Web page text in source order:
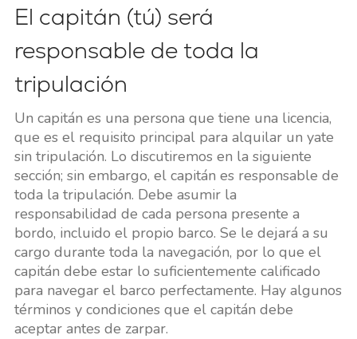
El capitán (tú) será
responsable de toda la
tripulación
Un capitán es una persona que tiene una licencia,
que es el requisito principal para alquilar un yate
sin tripulación. Lo discutiremos en la siguiente
sección; sin embargo, el capitán es responsable de
toda la tripulación. Debe asumir la
responsabilidad de cada persona presente a
bordo, incluido el propio barco. Se le dejará a su
cargo durante toda la navegación, por lo que el
capitán debe estar lo suficientemente calificado
para navegar el barco perfectamente. Hay algunos
términos y condiciones que el capitán debe
aceptar antes de zarpar.